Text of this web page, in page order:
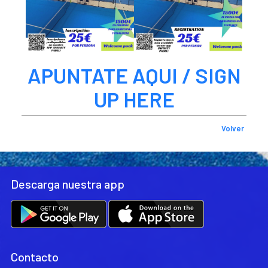
APUNTATE AQUI / SIGN
UP HERE
Volver
Descarga nuestra app
Contacto